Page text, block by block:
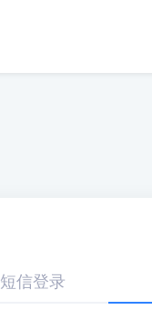
短信登录